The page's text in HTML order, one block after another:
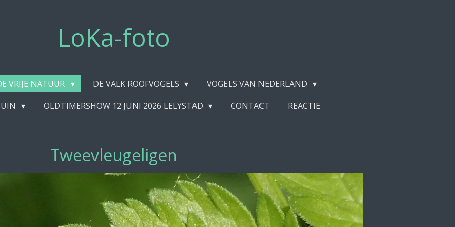
LoKa-foto
VRIJE NATUUR DE VALK ROOFVOGELS
VOGELS VAN NEDERLAND
OLDTIMERSHOW 12 JUNI 2026 LELYSTAD CONTACT REACTIE
Tweevleugeligen